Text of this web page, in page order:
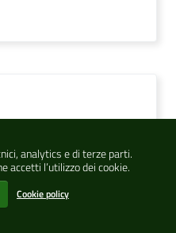
analytics e di terze parti.
accetti l’utilizzo dei cookie.
Cookie policy